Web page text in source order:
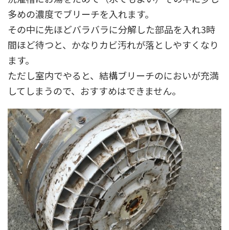
多めの濃度でブリーチを入れます。
その中に先ほどバラバラに分解した部品を入れ3時
間ほど待つと、かなりカビ汚れが落としやすくなり
ます。
ただし室内でやると、結構ブリーチのにおいが充満
してしまうので、おすすめはできません。